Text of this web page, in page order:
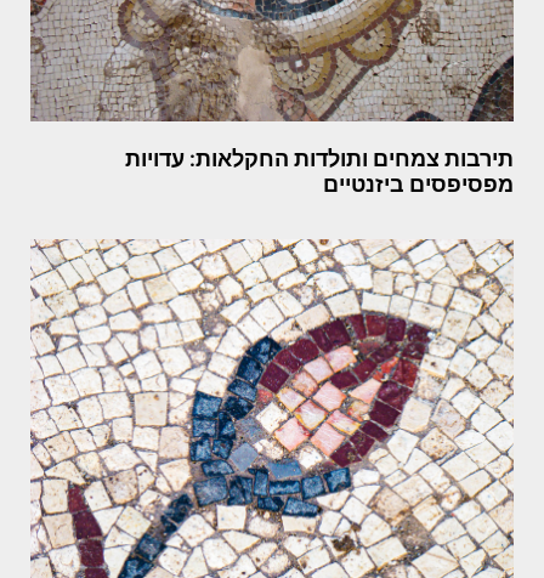
תירבות צמחים ותולדות החקלאות: עדויות
מפסיפסים ביזנטיים